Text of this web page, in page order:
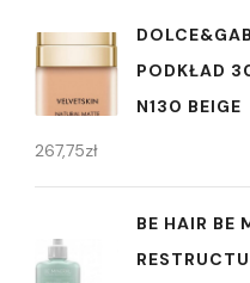
PODKŁAD
N130 BEIGE
267,75zł
BE HAIR BE